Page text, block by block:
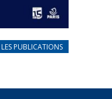
les réfugiés
PUBLICATIONS